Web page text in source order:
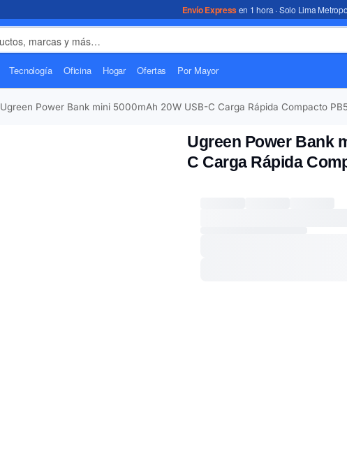
Envío Expressen 1 hora · Solo Lima
Tecnología Oficina Hogar Ofertas Por Mayor
Ugreen Power Bank mini 5000mAh 20W USB-C Carga Rápida Compacto
Ugreen Power Bank
C Carga Rápida